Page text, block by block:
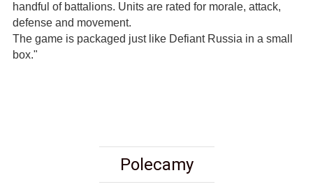
handful of battalions. Units are rated for morale, attack,
defense and movement.
The game is packaged just like Defiant Russia in a small
box."
Polecamy